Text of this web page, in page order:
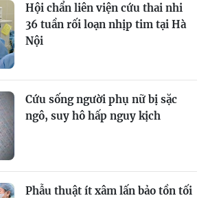
Hội chẩn liên viện cứu thai nhi
36 tuần rối loạn nhịp tim tại Hà
Nội
Cứu sống người phụ nữ bị sặc
ngô, suy hô hấp nguy kịch
Phẫu thuật ít xâm lấn bảo tồn tối